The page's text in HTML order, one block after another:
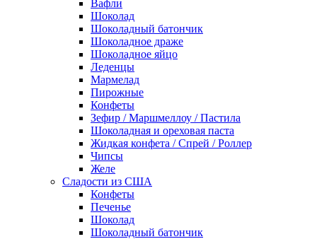
Вафли
Шоколад
Шоколадный батончик
Шоколадное драже
Шоколадное яйцо
Леденцы
Мармелад
Пирожные
Конфеты
Зефир / Маршмеллоу / Пастила
Шоколадная и ореховая паста
Жидкая конфета / Спрей / Роллер
Чипсы
Желе
Сладости из США
Конфеты
Печенье
Шоколад
Шоколадный батончик